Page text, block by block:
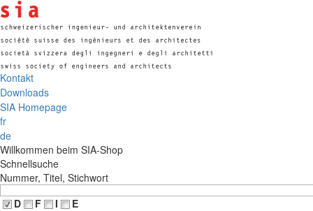
Kontakt
Downloads
SIA Homepage
fr
de
Willkommen beim SIA-Shop
Schnellsuche
Nummer, Titel, Stichwort
D
F I
E